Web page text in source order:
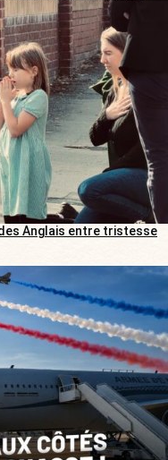
des Anglais entre tristesse